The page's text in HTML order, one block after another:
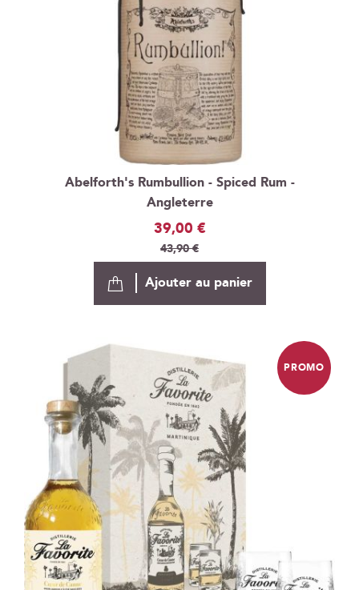
Abelforth's Rumbullion - Spiced Rum -
Angleterre
Prix
Spécial
39,00 €
43,90 €
Ajouter au panier
PROMO